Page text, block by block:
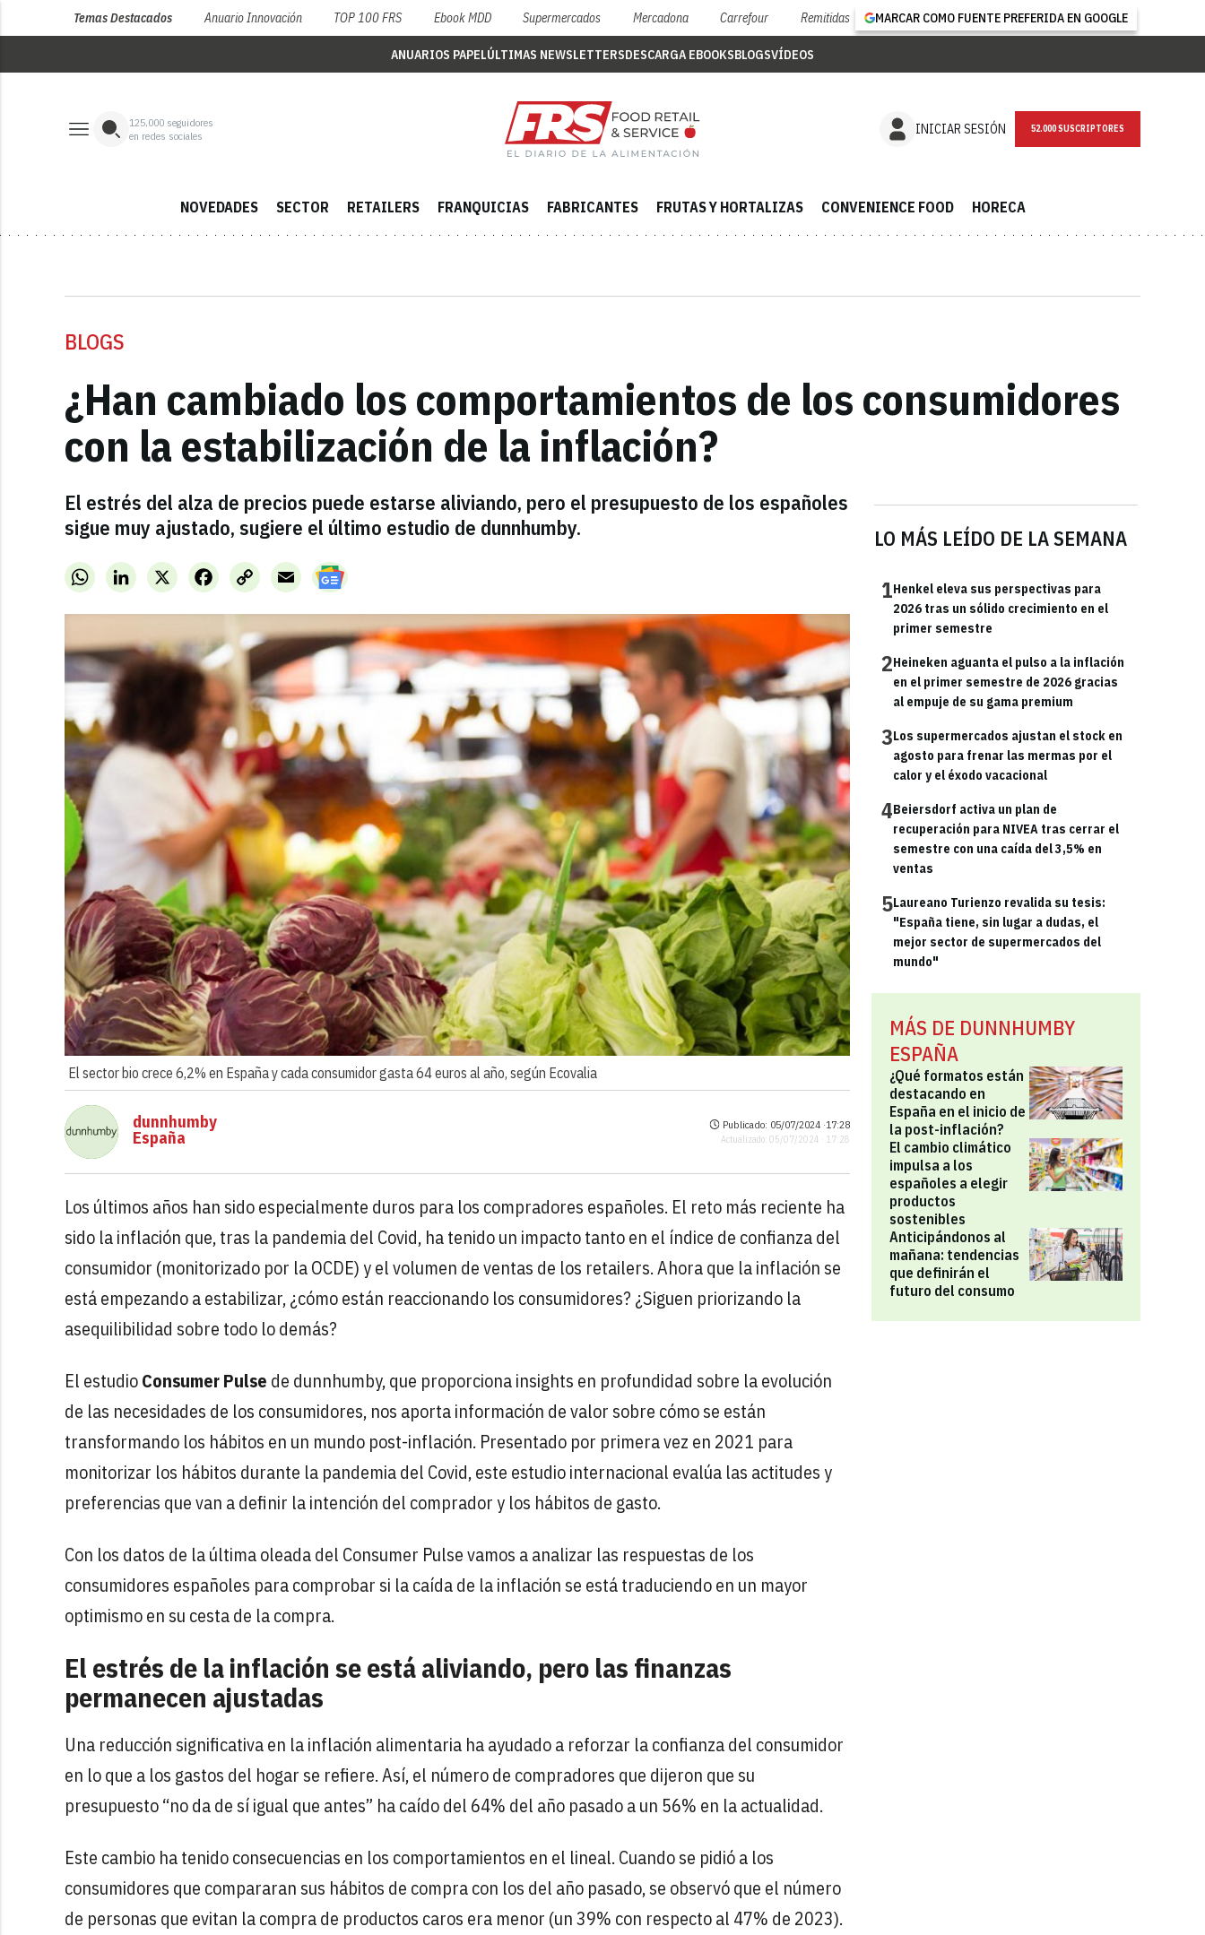
Temas Destacados Anuario Innovación TOP 100 FRS Ebook MDD Supermercados Mercadona Carrefour Remitidas MARCAR COMO FUENTE PREFERIDA EN GOOGLE
ANUARIOS PAPELÚLTIMAS NEWSLETTERSDESCARGA EBOOKSBLOGSVÍDEOS
125,000 seguidores
en redes sociales
INICIAR SESIÓN NEWSLETTER
NOVEDADES SECTOR RETAILERS FRANQUICIAS FABRICANTES FRUTAS Y HORTALIZAS CONVENIENCE FOOD HORECA
BLOGS
¿Han cambiado los comportamientos de los consumidores
con la estabilización de la inflación?
El estrés del alza de precios puede estarse aliviando, pero el presupuesto de los españoles
sigue muy ajustado, sugiere el último estudio de dunnhumby.
WhatsAppLinkedInX FacebookCopy
Link
Email
El sector bio crece 6,2% en España y cada consumidor gasta 64 euros al año, según Ecovalia
LO MÁS LEÍDO DE LA SEMANA
1Henkel eleva sus perspectivas para
2026 tras un sólido crecimiento en el
primer semestre
2Heineken aguanta el pulso a la inflación
en el primer semestre de 2026 gracias
al empuje de su gama premium
3Los supermercados ajustan el stock en
agosto para frenar las mermas por el
calor y el éxodo vacacional
4Beiersdorf activa un plan de
recuperación para NIVEA tras cerrar el
semestre con una caída del 3,5% en
ventas
5Laureano Turienzo revalida su tesis:
"España tiene, sin lugar a dudas, el
mejor sector de supermercados del
mundo"
MÁS DE DUNNHUMBY
ESPAÑA
¿Qué formatos están
destacando en
España en el inicio de
la post-inflación?
El cambio climático
impulsa a los
españoles a elegir
productos
sostenibles
Anticipándonos al
mañana: tendencias
que definirán el
futuro del consumo
dunnhumby
España
Publicado: 05/07/2024 ·17:28
Actualizado: 05/07/2024 · 17:28
Los últimos años han sido especialmente duros para los compradores españoles. El reto más reciente ha
sido la inflación que, tras la pandemia del Covid, ha tenido un impacto tanto en el índice de confianza del
consumidor (monitorizado por la OCDE) y el volumen de ventas de los retailers. Ahora que la inflación se
está empezando a estabilizar, ¿cómo están reaccionando los consumidores? ¿Siguen priorizando la
asequilibilidad sobre todo lo demás?
El estudioConsumer Pulse de dunnhumby, que proporciona insights en profundidad sobre la evolución
de las necesidades de los consumidores, nos aporta información de valor sobre cómo se están
transformando los hábitos en un mundo post-inflación. Presentado por primera vez en 2021 para
monitorizar los hábitos durante la pandemia del Covid, este estudio internacional evalúa las actitudes y
preferencias que van a definir la intención del comprador y los hábitos de gasto.
Con los datos de la última oleada del Consumer Pulse vamos a analizar las respuestas de los
consumidores españoles para comprobar si la caída de la inflación se está traduciendo en un mayor
optimismo en su cesta de la compra.
El estrés de la inflación se está aliviando, pero las finanzas
permanecen ajustadas
Una reducción significativa en la inflación alimentaria ha ayudado a reforzar la confianza del consumidor
en lo que a los gastos del hogar se refiere. Así, el número de compradores que dijeron que su
presupuesto “no da de sí igual que antes” ha caído del 64% del año pasado a un 56% en la actualidad.
Este cambio ha tenido consecuencias en los comportamientos en el lineal. Cuando se pidió a los
consumidores que compararan sus hábitos de compra con los del año pasado, se observó que el número
de personas que evitan la compra de productos caros era menor (un 39% con respecto al 47% de 2023).